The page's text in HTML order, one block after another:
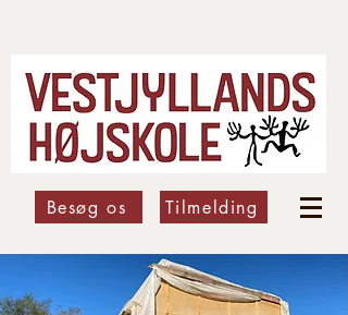
Besøg os Tilmelding